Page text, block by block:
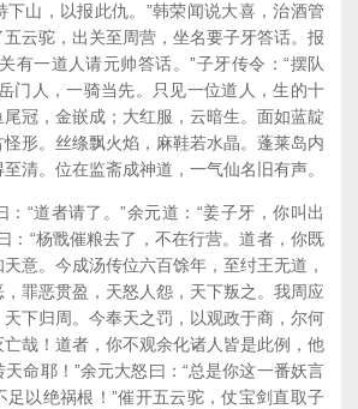
下山，以报此仇。”韩荣闻说大喜，治酒管
云驼，出关至周营，坐名要子牙答话。报
有一道人请元帅答话。”子牙传令：“摆队
门人，一骑当先。只见一位道人，生的十
冠，金嵌成；大红服，云暗生。面如蓝靛
形。丝绦飘火焰，麻鞋若水晶。蓬莱岛内
清。位在监斋成神道，一气仙名旧有声。
“道者请了。”余元道：“姜子牙，你叫出
：“杨戬催粮去了，不在行营。道者，你既
意。今成汤传位六百馀年，至纣王无道，
罪恶贯盈，天怒人怨，天下叛之。我周应
下归周。今奉天之罚，以观政于商，尔何
哉！道者，你不观余化诸人皆是此例，他
命耶！”余元大怒曰：“总是你这一番妖言
足以绝祸根！”催开五云驼，仗宝剑直取子